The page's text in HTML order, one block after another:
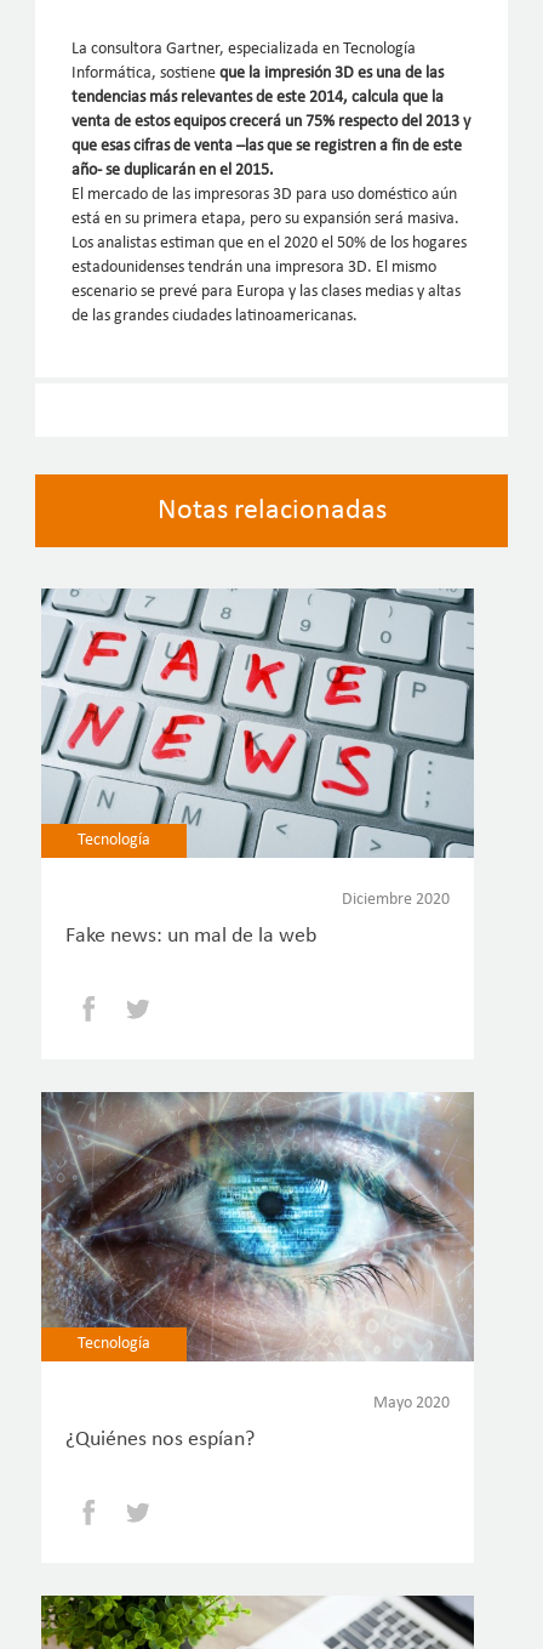
La consultora Gartner, especializada en Tecnología
Informática, sostieneque la impresión 3D es una de las
tendencias más relevantes de este 2014, calcula que la
venta de estos equipos crecerá un 75% respecto del 2013 y
que esas cifras de venta –las que se registren a fin de este
año- se duplicarán en el 2015.
El mercado de las impresoras 3D para uso doméstico aún
está en su primera etapa, pero su expansión será masiva.
Los analistas estiman que en el 2020 el 50% de los hogares
estadounidenses tendrán una impresora 3D. El mismo
escenario se prevé para Europa y las clases medias y altas
de las grandes ciudades latinoamericanas.
Notas relacionadas
Tecnología
Diciembre 2020
Fake news: un mal de la web
Facebook
Tecnología
Mayo 2020
¿Quiénes nos espían?
Facebook